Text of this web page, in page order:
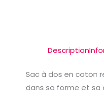
Description
Sac à dos en coton
dans sa forme et sa